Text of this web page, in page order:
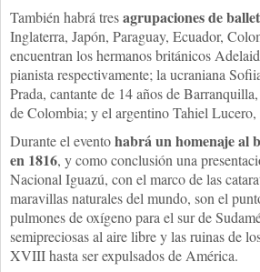
También habrá tresagrupaciones de
Inglaterra, Japón, Paraguay, Ecuador,
encuentran los hermanos británicos
pianista respectivamente; la ucraniana
Prada, cantante de 14 años de
de Colombia; y el argentino Tahiel Lucero,
Durante el eventohabrá un homenaje al
en 1816, y como conclusión una
Nacional Iguazú, con el marco de las
maravillas naturales del mundo, son el
pulmones de oxígeno para el sur de
semipreciosas al aire libre y las ruinas de
XVIII hasta ser expulsados de América.